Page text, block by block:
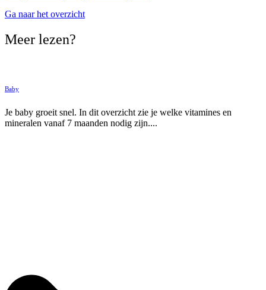
Ga naar het overzicht
Meer lezen?
Baby
Je baby groeit snel. In dit overzicht zie je welke vitamines en
mineralen vanaf 7 maanden nodig zijn....